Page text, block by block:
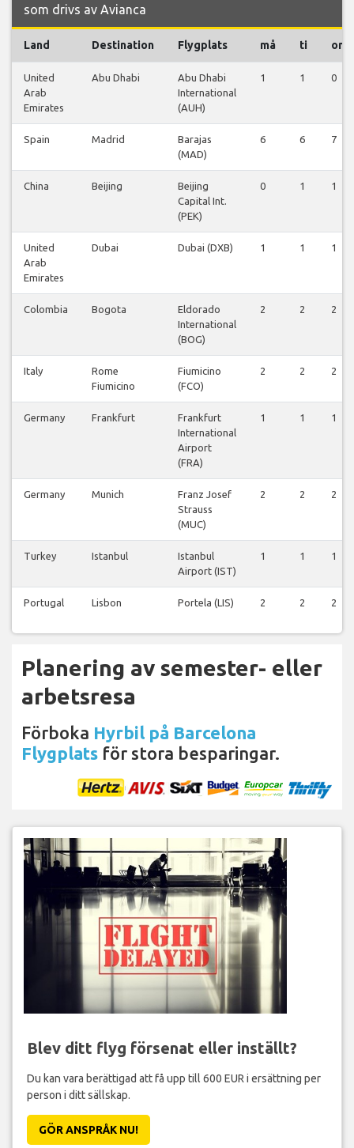
som drivs av Avianca
Land Destination Flygplats må ti on
United
Arab
Emirates
Abu Dhabi
Abu Dhabi
International
(AUH)
1 1 0
Spain Madrid
Barajas
(MAD)
6 6 7
China Beijing
Beijing
Capital Int.
(PEK)
0 1 1
United
Arab
Emirates
Dubai Dubai (DXB) 1 1 1
Colombia Bogota
Eldorado
International
(BOG)
2 2 2
Italy
Rome
Fiumicino
Fiumicino
(FCO)
2 2 2
Germany Frankfurt
Frankfurt
International
Airport
(FRA)
1 1 1
Germany Munich
Franz Josef
Strauss
(MUC)
2 2 2
Turkey Istanbul
Istanbul
Airport (IST)
1 1 1
Portugal Lisbon Portela (LIS) 2 2 2
Planering av semester- eller
arbetsresa
Förboka Hyrbil på Barcelona
Flygplats för stora besparingar.
Blev ditt flyg försenat eller inställt?
Du kan vara berättigad att få upp till 600 EUR i ersättning per
person i ditt sällskap.
GÖR ANSPRÅK NU!